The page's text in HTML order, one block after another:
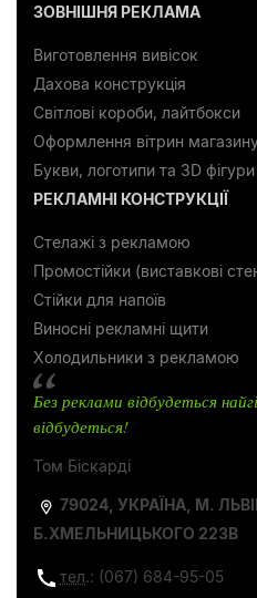
ЗОВНІШНЯ РЕКЛАМА
Виготовлення вивісок
Дахова конструкція
Світлові короби, лайтбокси
Оформлення вітрин
Букви, логотипи та 3D
РЕКЛАМНІ КОНСТРУКЦІЇ
Стелажі з рекламою
Промостійки (виставкові
Стійки для напоїв
Виносні рекламні щити
Холодильники з рекламою
Без реклами відбудеться
відбудеться!
Том Біскарді
79024, УКРАЇНА, М.
Б.ХМЕЛЬНИЦЬКОГО 223В
тел.: (067) 684-95-05